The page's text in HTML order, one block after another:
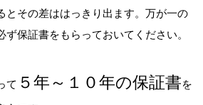
とその差ははっきり出ます。万が一の
保証書をもらっておいてください。
て ５年～１０年の保証書を